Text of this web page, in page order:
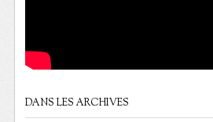
DANS LES ARCHIVES